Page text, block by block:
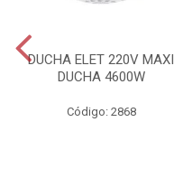
DUCHA ELET 220V MAXI
DUCHA 4600W
Código: 2868